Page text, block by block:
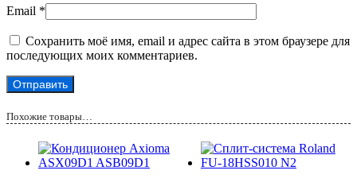
Email *
Сохранить моё имя, email и адрес сайта в этом браузере для
последующих моих комментариев.
Похожие товары…